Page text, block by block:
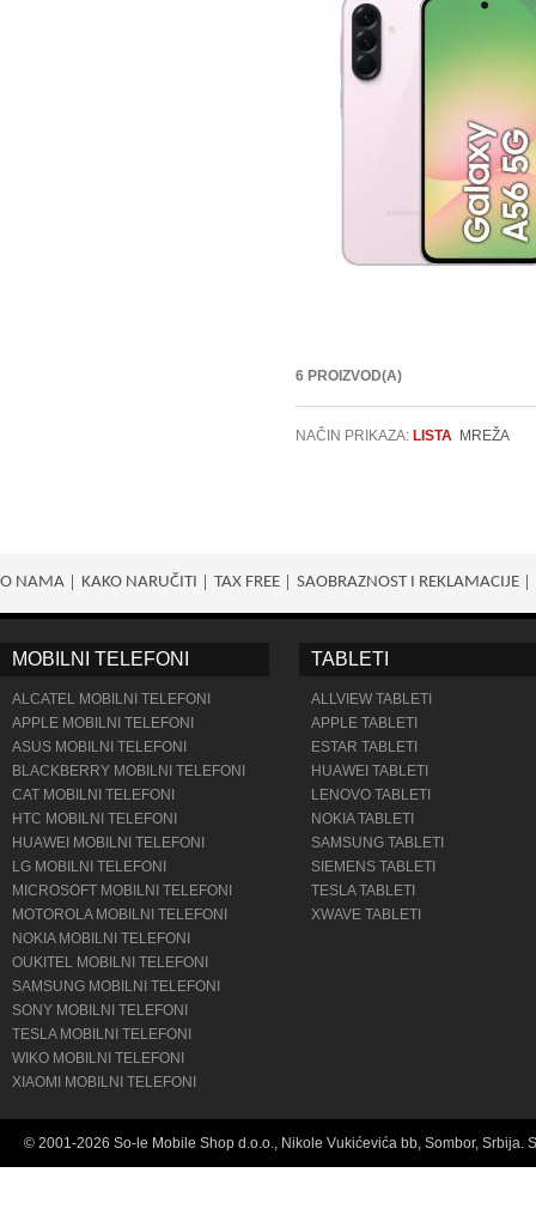
6 PROIZVOD(A)
NAČIN PRIKAZA: LISTA MREŽA
O NAMA KAKO NARUČITI TAX FREE SAOBRAZNOST I REKLAMACIJE
MOBILNI TELEFONI
ALCATEL MOBILNI TELEFONI
APPLE MOBILNI TELEFONI
ASUS MOBILNI TELEFONI
BLACKBERRY MOBILNI TELEFONI
CAT MOBILNI TELEFONI
HTC MOBILNI TELEFONI
HUAWEI MOBILNI TELEFONI
LG MOBILNI TELEFONI
MICROSOFT MOBILNI TELEFONI
MOTOROLA MOBILNI TELEFONI
NOKIA MOBILNI TELEFONI
OUKITEL MOBILNI TELEFONI
SAMSUNG MOBILNI TELEFONI
SONY MOBILNI TELEFONI
TESLA MOBILNI TELEFONI
WIKO MOBILNI TELEFONI
XIAOMI MOBILNI TELEFONI
TABLETI
ALLVIEW TABLETI
APPLE TABLETI
ESTAR TABLETI
HUAWEI TABLETI
LENOVO TABLETI
NOKIA TABLETI
SAMSUNG TABLETI
SIEMENS TABLETI
TESLA TABLETI
XWAVE TABLETI
© 2001-2026 So-le Mobile Shop d.o.o., Nikole Vukićevića bb, Sombor, Srbija.